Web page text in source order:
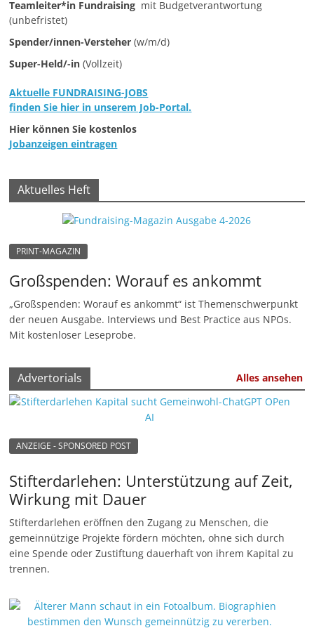
e
|
V
e
r
e
i
t
f
t
u
g
n
Teamleiter*in Fundraising mit Budgetverantwortung
(unbefristet)
Spender/innen-Versteher (w/m/d)
Super-Held/-in (Vollzeit)
Aktuelle FUNDRAISING-JOBS
finden Sie hier in unserem Job-Portal.
Hier können Sie kostenlos
Jobanzeigen eintragen
Aktuelles Heft
PRINT-MAGAZIN
Großspenden: Worauf es ankommt
„Großspenden: Worauf es ankommt“ ist Themenschwerpunkt
der neuen Ausgabe. Interviews und Best Practice aus NPOs.
Mit kostenloser Leseprobe.
Advertorials Alles ansehen
ANZEIGE - SPONSORED POST
Stifterdarlehen: Unterstützung auf Zeit,
Wirkung mit Dauer
Stifterdarlehen eröffnen den Zugang zu Menschen, die
gemeinnützige Projekte fördern möchten, ohne sich durch
eine Spende oder Zustiftung dauerhaft von ihrem Kapital zu
trennen.